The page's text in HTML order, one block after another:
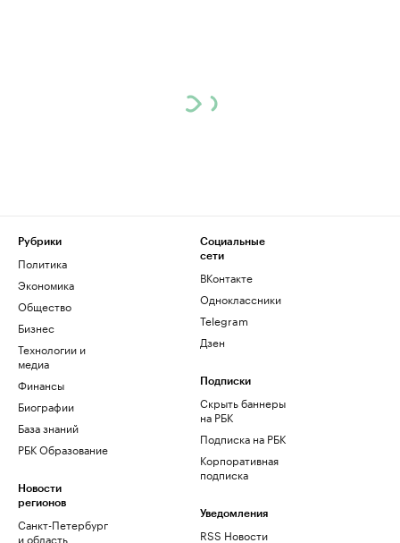
Рубрики
Политика
Экономика
Общество
Бизнес
Технологии и
медиа
Финансы
Биографии
База знаний
РБК Образование
Новости
регионов
Санкт-Петербург
и область
Социальные
сети
ВКонтакте
Одноклассники
Telegram
Дзен
Подписки
Скрыть баннеры
на РБК
Подписка на РБК
Корпоративная
подписка
Уведомления
RSS Новости